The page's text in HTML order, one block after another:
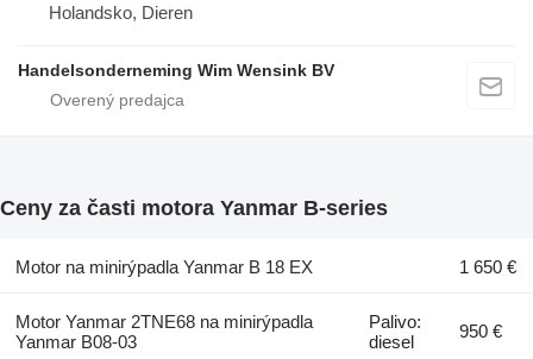
Holandsko, Dieren
Handelsonderneming Wim Wensink BV
Ceny za časti motora Yanmar B-series
Motor na minirýpadla Yanmar B 18 EX 1 650 €
Motor Yanmar 2TNE68 na minirýpadla
Yanmar B08-03
Palivo:
diesel
950 €